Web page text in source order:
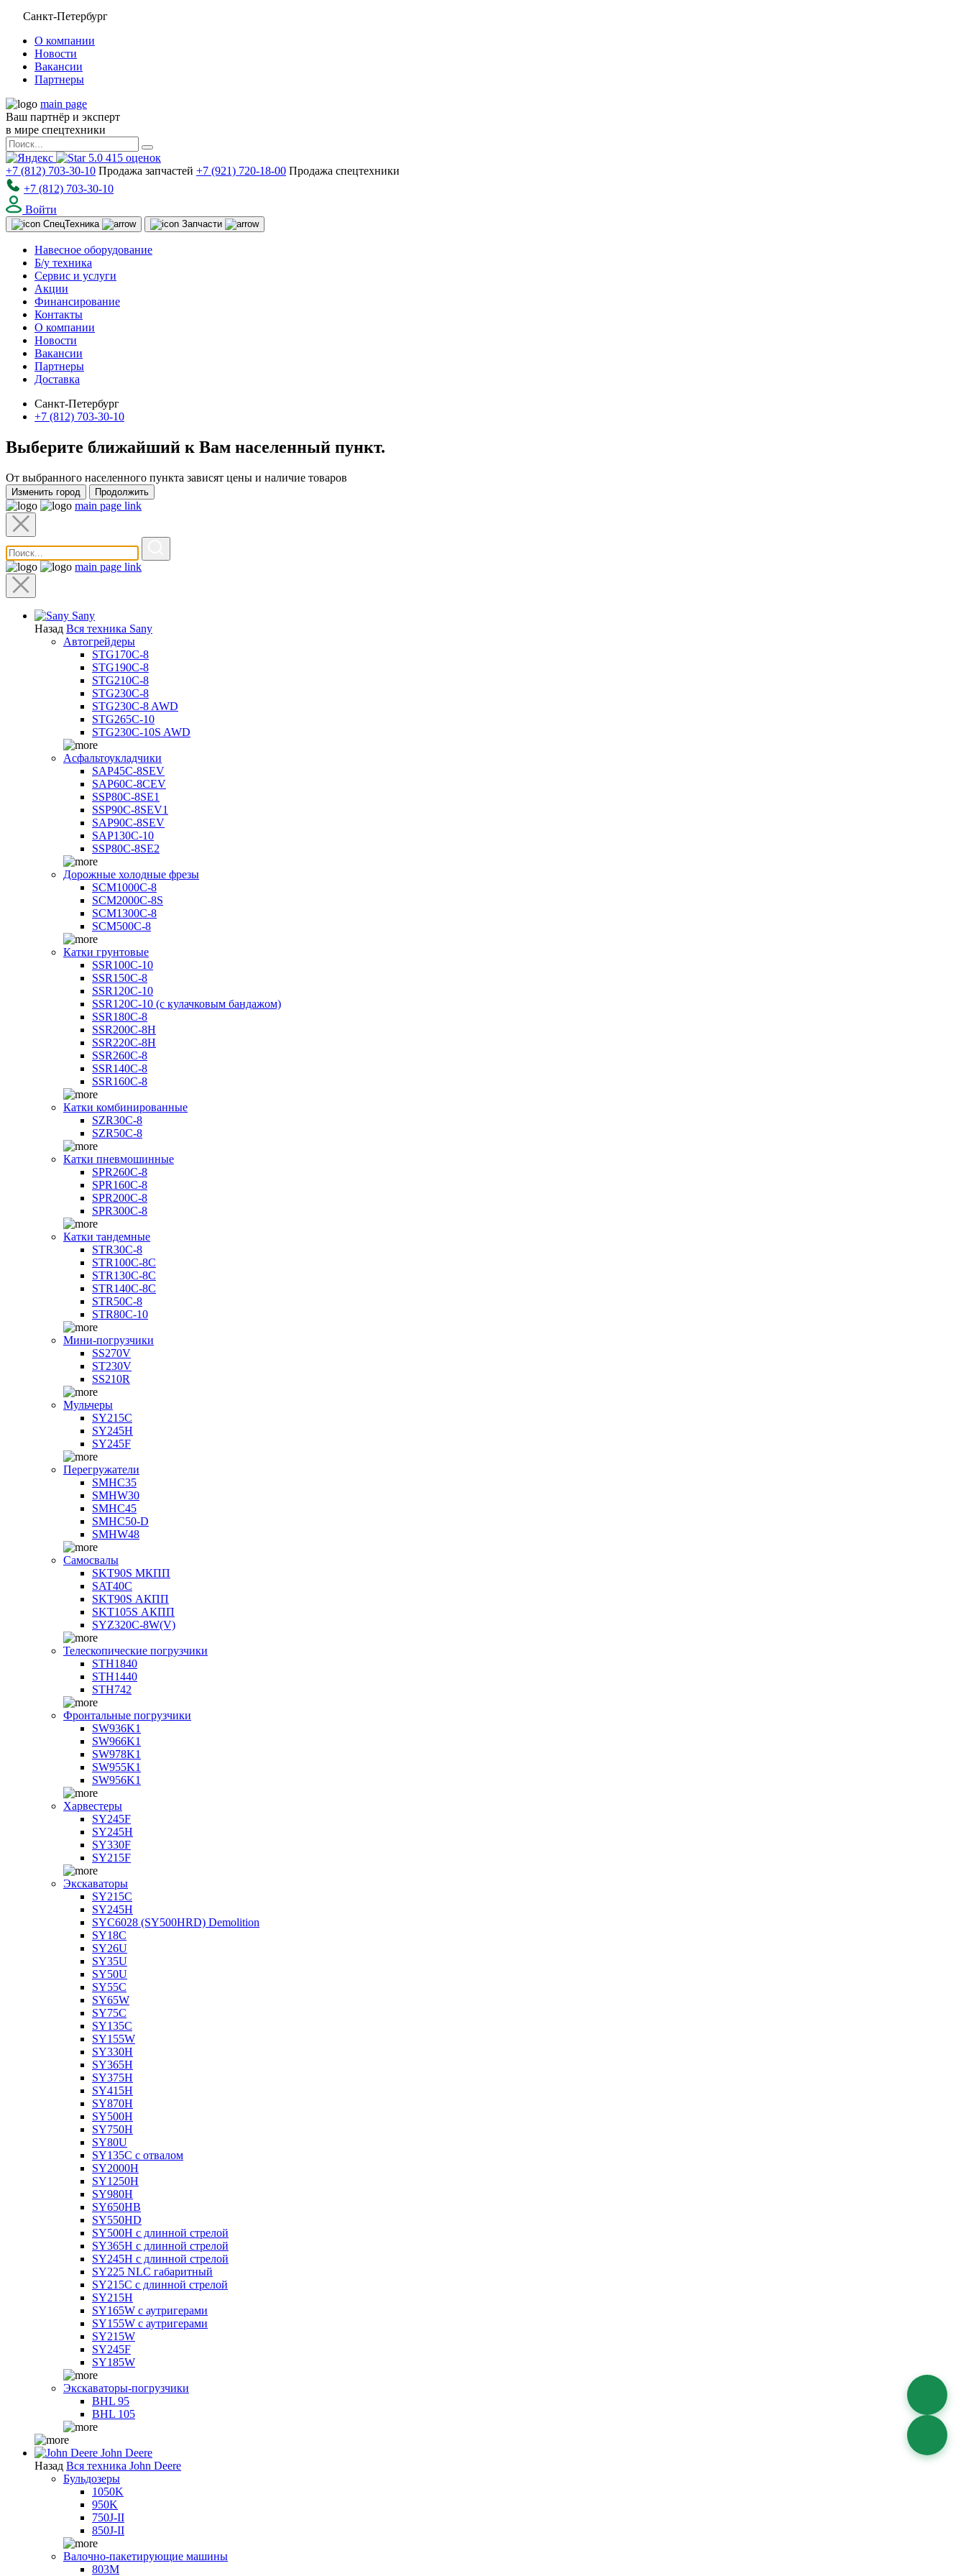
Санкт-Петербург
О компании
Новости
Вакансии
Партнеры
main page
Ваш партнёр и эксперт
в мире спецтехники
5.0 415 оценок
+7 (812) 703-30-10 Продажа запчастей +7 (921) 720-18-00 Продажа спецтехники
+7 (812) 703-30-10
Войти
СпецТехника Запчасти
Навесное оборудование
Б/у техника
Сервис и услуги
Акции
Финансирование
Контакты
О компании
Новости
Вакансии
Партнеры
Доставка
Санкт-Петербург
+7 (812) 703-30-10
Выберите ближайший к Вам населенный пункт.
От выбранного населенного пункта зависят цены и наличие товаров
Изменить город Продолжить
main page link
main page link
Sany
Назад Вся техника Sany
Автогрейдеры
STG170C-8
STG190C-8
STG210C-8
STG230C-8
STG230C-8 AWD
STG265C-10
STG230C-10S AWD
Асфальтоукладчики
SAP45С-8SEV
SAP60C-8CEV
SSP80C-8SE1
SSP90C-8SEV1
SAP90C-8SEV
SAP130C-10
SSP80C-8SE2
Дорожные холодные фрезы
SCM1000C-8
SCM2000C-8S
SCM1300C-8
SCM500C-8
Катки грунтовые
SSR100C-10
SSR150C-8
SSR120C-10
SSR120C-10 (с кулачковым бандажом)
SSR180C-8
SSR200C-8H
SSR220C-8H
SSR260C-8
SSR140C-8
SSR160C-8
Катки комбинированные
SZR30C-8
SZR50C-8
Катки пневмошинные
SPR260C-8
SPR160C-8
SPR200C-8
SPR300C-8
Катки тандемные
STR30C-8
STR100C-8С
STR130C-8С
STR140C-8С
STR50C-8
STR80C-10
Мини-погрузчики
SS270V
ST230V
SS210R
Мульчеры
SY215C
SY245H
SY245F
Перегружатели
SMHC35
SMHW30
SMHC45
SMHC50-D
SMHW48
Самосвалы
SKT90S МКПП
SAT40C
SKT90S АКПП
SKT105S АКПП
SYZ320C-8W(V)
Телескопические погрузчики
STH1840
STH1440
STH742
Фронтальные погрузчики
SW936K1
SW966K1
SW978K1
SW955K1
SW956K1
Харвестеры
SY245F
SY245H
SY330F
SY215F
Экскаваторы
SY215C
SY245H
SYC6028 (SY500HRD) Demolition
SY18C
SY26U
SY35U
SY50U
SY55C
SY65W
SY75C
SY135C
SY155W
SY330H
SY365H
SY375H
SY415H
SY870H
SY500H
SY750H
SY80U
SY135C с отвалом
SY2000H
SY1250H
SY980H
SY650HB
SY550HD
SY500H с длинной стрелой
SY365H с длинной стрелой
SY245H с длинной стрелой
SY225 NLC габаритный
SY215C с длинной стрелой
SY215H
SY165W с аутригерами
SY155W с аутригерами
SY215W
SY245F
SY185W
Экскаваторы-погрузчики
BHL 95
BHL 105
John Deere
Назад Вся техника John Deere
Бульдозеры
1050K
950K
750J-II
850J-II
Валочно-пакетирующие машины
803M